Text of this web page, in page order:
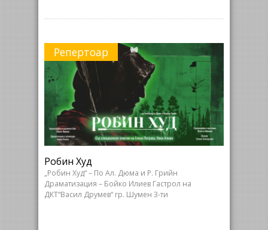
Репертоар
Робин Худ
„Робин Худ“ – По Ал. Дюма и Р. Грийн
Драматизация – Бойко Илиев Гастрол на
ДКТ“Васил Друмев“ гр. Шумен 3-ти